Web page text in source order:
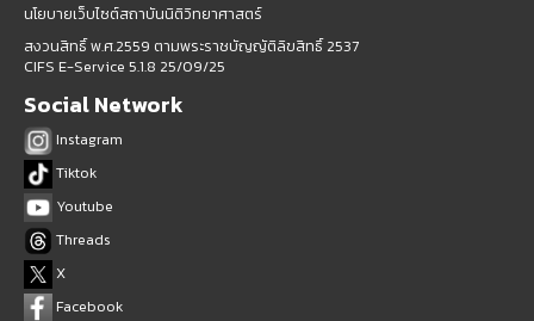
นโยบายเว็บไซต์สถาบันนิติวิทยาศาสตร์
สงวนสิทธิ์ พ.ศ.2559 ตามพระราชบัญญัติลิขสิทธิ์ 2537
CIFS E-Service 5.1.8 25/09/25
Social Network
Instagram
Tiktok
Youtube
Threads
X
Facebook